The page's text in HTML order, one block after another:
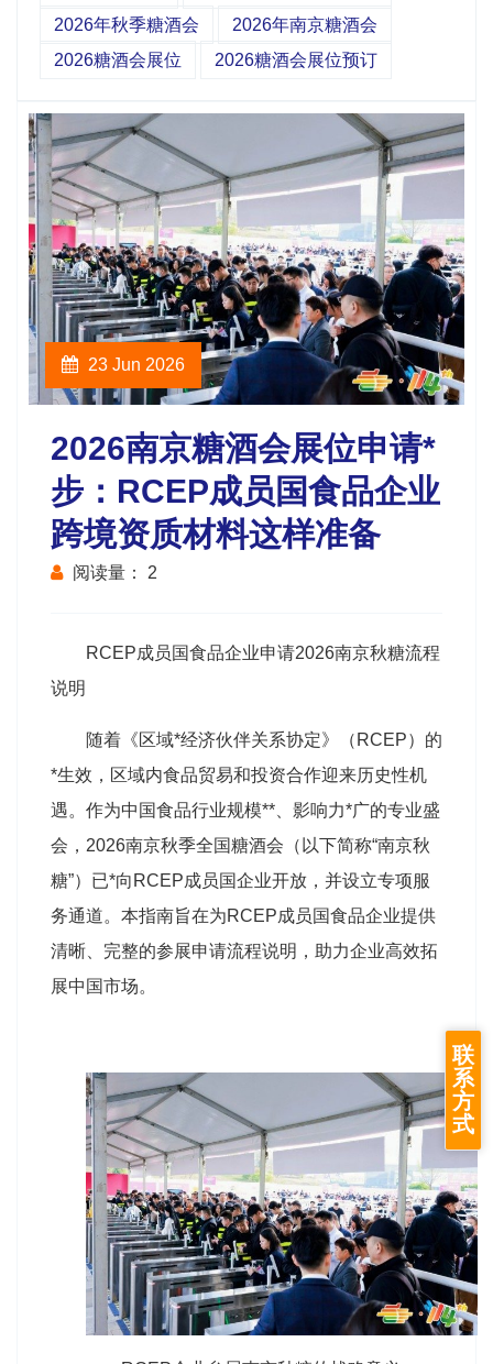
2026年秋季糖酒会
2026年南京糖酒会
2026糖酒会展位
2026糖酒会展位预订
23 Jun 2026
2026南京糖酒会展位申请*
步：RCEP成员国食品企业
跨境资质材料这样准备
阅读量： 2
RCEP成员国食品企业申请2026南京秋糖流程
说明
随着《区域*经济伙伴关系协定》（RCEP）的
*生效，区域内食品贸易和投资合作迎来历史性机
遇。作为中国食品行业规模**、影响力*广的专业盛
会，2026南京秋季全国糖酒会 （以下简称“南京秋
糖”）已*向RCEP成员国企业开放，并设立专项服
务通道。本指南旨在为RCEP成员国食品企业提供
清晰、完整的参展申请流程说明，助力企业高效拓
展中国市场。
联
系
方
式